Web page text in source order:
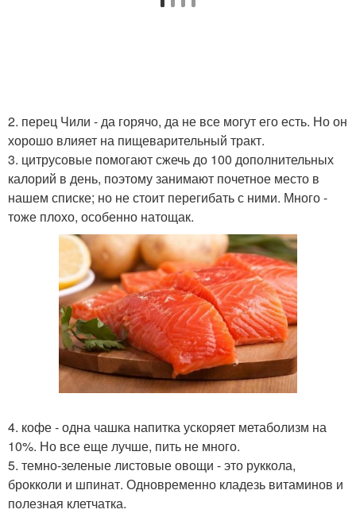
2. перец Чили - да горячо, да не все могут его есть. Но он
хорошо влияет на пищеварительный тракт.
3. цитрусовые помогают сжечь до 100 дополнительных
калорий в день, поэтому занимают почетное место в
нашем списке; но не стоит перегибать с ними. Много -
тоже плохо, особенно натощак.
4. кофе - одна чашка напитка ускоряет метаболизм на
10%. Но все еще лучше, пить не много.
5. темно-зеленые листовые овощи - это руккола,
брокколи и шпинат. Одновременно кладезь витаминов и
полезная клетчатка.